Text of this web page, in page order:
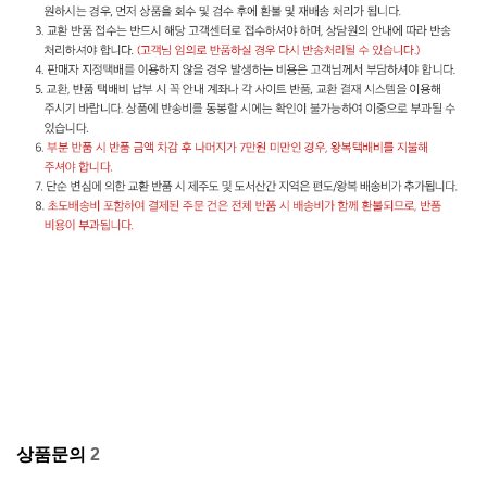
상품문의 2